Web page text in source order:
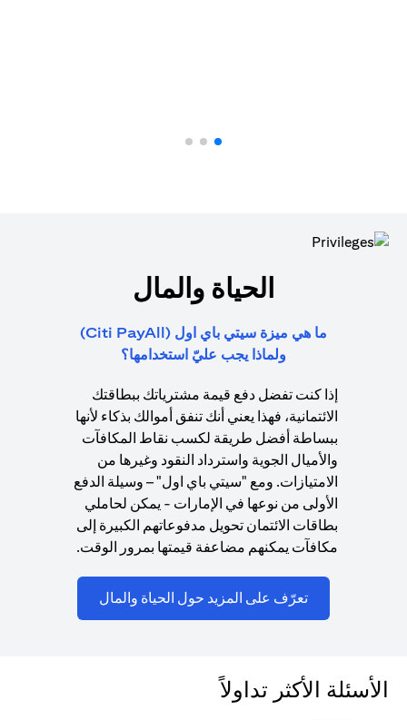
الحياة والمال
ما هي ميزة سيتي باي اول (Citi PayAll)
ولماذا يجب عليّ استخدامها؟
إذا كنت تفضل دفع قيمة مشترياتك ببطاقتك
الائتمانية، فهذا يعني أنك تنفق أموالك بذكاء لأنها
ببساطة أفضل طريقة لكسب نقاط المكافآت
والأميال الجوية واسترداد النقود وغيرها من
الامتيازات. ومع "سيتي باي اول" – وسيلة الدفع
الأولى من نوعها في الإمارات - يمكن لحاملي
بطاقات الائتمان تحويل مدفوعاتهم الكبيرة إلى
مكافآت يمكنهم مضاعفة قيمتها بمرور الوقت.
تعرّف على المزيد حول الحياة والمال
الأسئلة الأكثر تداولاً